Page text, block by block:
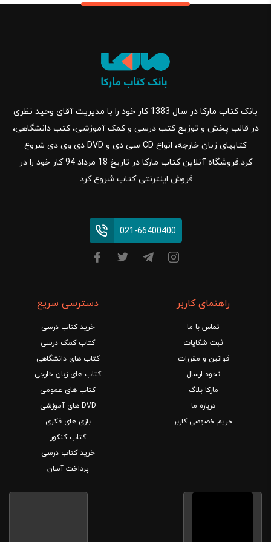
بانک کتاب مارکا در سال 1383 کار خود را با مدیریت آقای وحید نظری
در قالب پخش و توزیع کتب درسی و کمک آموزشی، کتب دانشگاهی،
کتابهای زبان خارجه، انواع CD سی دی و DVD دی وی دی شروع
کرد.فروشگاه آنلاین کتاب مارکا در تاریخ 18 مرداد 94 کار خود را در
فروش اینترنتی کتاب شروع کرد.
021-66400400
راهنمای کاربر
تماس با ما
ثبت شکایات
قوانین و مقررات
نحوه ارسال
مارکا بلاگ
درباره ما
حریم خصوصی کاربر
دسترسی سریع
خرید کتاب درسی
کتاب کمک درسی
کتاب های دانشگاهی
کتاب های زبان خارجی
کتاب های عمومی
DVD های آموزشی
بازی های فکری
کتاب کنکور
خرید کتاب درسی
پرداخت آسان